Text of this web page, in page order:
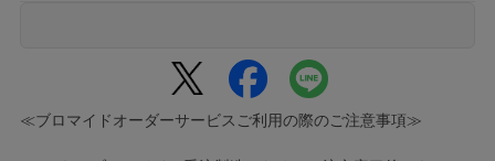
≪ブロマイドオーダーサービスご利用の際のご注意事項≫